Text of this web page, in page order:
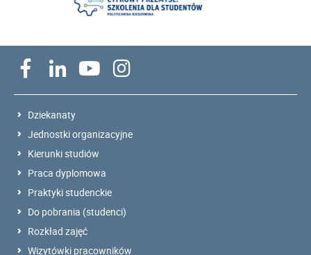
Dziekanaty
Jednostki organizacyjne
Kierunki studiów
Praca dyplomowa
Praktyki studenckie
Do pobrania (studenci)
Rozkład zajęć
Wizytówki pracowników